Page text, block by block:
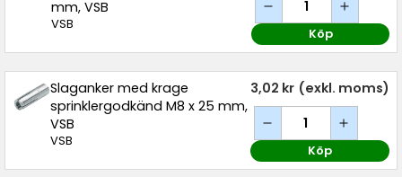
mm, VSB
VSB
Köp
Slaganker med krage
sprinklergodkänd M8 x 25 mm,
VSB
VSB
3,02 kr (exkl. moms)
Köp